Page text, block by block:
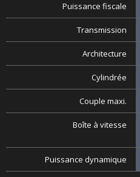
Puissance fiscale
Transmission
Architecture
Cylindrée
Couple maxi.
Boîte à vitesse
Puissance dynamique